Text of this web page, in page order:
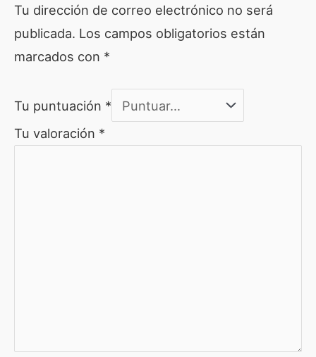
Tu dirección de correo electrónico no será
publicada. Los campos obligatorios están
marcados con *
Tu puntuación *
Tu valoración *